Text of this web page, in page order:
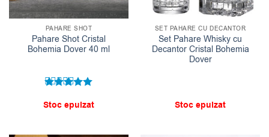
PAHARE SHOT
Pahare Shot Cristal
Bohemia Dover 40 ml
5din 5
Stoc epuizat
SET PAHARE CU DECANTOR
Set Pahare Whisky cu
Decantor Cristal Bohemia
Dover
Stoc epuizat